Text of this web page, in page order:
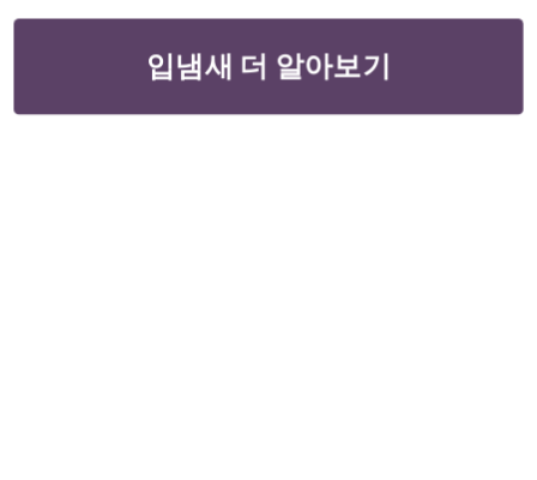
입냄새 더 알아보기